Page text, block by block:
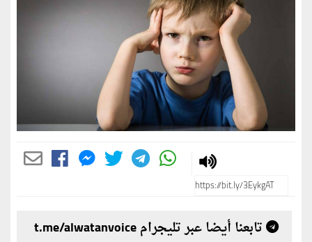
تابعنا أيضا عبر تليجرام t.me/alwatanvoice